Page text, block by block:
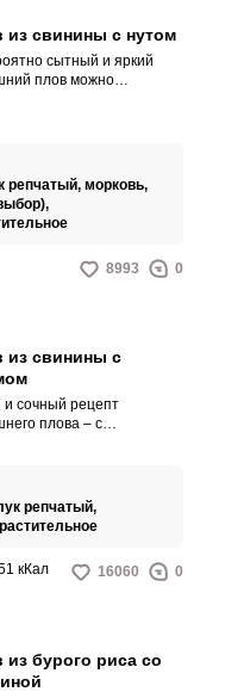
из свинины с нутом
сытный и яркий
плов можно
репчатый, морковь,
8993 0
из свинины с
и сочный рецепт
плова – с
репчатый,
кКал 16060 0
из бурого риса со